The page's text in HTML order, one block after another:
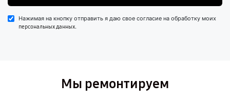
Нажимая на кнопку отправить я даю свое согласие на обработку моих
персональных данных.
Мы ремонтируем